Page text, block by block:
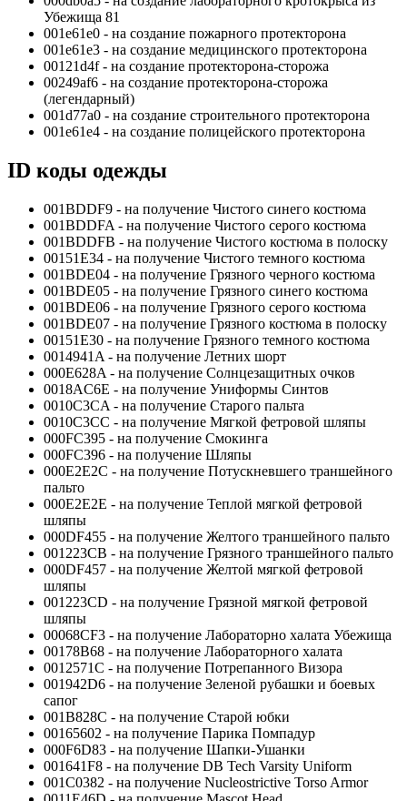
Убежища 81
001e61e0 - на создание пожарного протекторона
001e61e3 - на создание медицинского протекторона
00121d4f - на создание протекторона-сторожа
00249af6 - на создание протекторона-сторожа
(легендарный)
001d77a0 - на создание строительного протекторона
001e61e4 - на создание полицейского протекторона
ID коды одежды
001BDDF9 - на получение Чистого синего костюма
001BDDFA - на получение Чистого серого костюма
001BDDFB - на получение Чистого костюма в полоску
00151E34 - на получение Чистого темного костюма
001BDE04 - на получение Грязного черного костюма
001BDE05 - на получение Грязного синего костюма
001BDE06 - на получение Грязного серого костюма
001BDE07 - на получение Грязного костюма в полоску
00151E30 - на получение Грязного темного костюма
0014941A - на получение Летних шорт
000E628A - на получение Солнцезащитных очков
0018AC6E - на получение Униформы Синтов
0010C3CA - на получение Старого пальта
0010C3CC - на получение Мягкой фетровой шляпы
000FC395 - на получение Смокинга
000FC396 - на получение Шляпы
000E2E2C - на получение Потускневшего траншейного
пальто
000E2E2E - на получение Теплой мягкой фетровой
шляпы
000DF455 - на получение Желтого траншейного пальто
001223CB - на получение Грязного траншейного пальто
000DF457 - на получение Желтой мягкой фетровой
шляпы
001223CD - на получение Грязной мягкой фетровой
шляпы
00068CF3 - на получение Лабораторно халата Убежища
00178B68 - на получение Лабораторного халата
0012571C - на получение Потрепанного Визора
001942D6 - на получение Зеленой рубашки и боевых
сапог
001B828C - на получение Старой юбки
00165602 - на получение Парика Помпадур
000F6D83 - на получение Шапки-Ушанки
001641F8 - на получение DB Tech Varsity Uniform
001C0382 - на получение Nucleostrictive Torso Armor